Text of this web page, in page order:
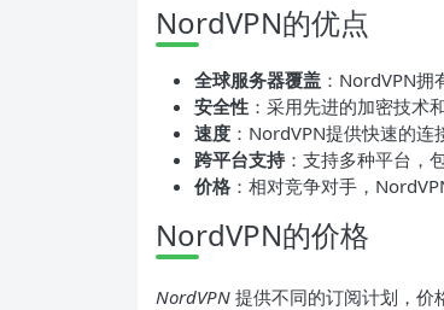
NordVPN的优点
全球服务器覆盖 ：NordVPN拥
安全性 ：采用先进的加密技术
速度 ：NordVPN提供快速的连
跨平台支持：支持多种平台，
价格 ：相对竞争对手，
NordVPN的价格
NordVPN 提供不同的订阅计划，价